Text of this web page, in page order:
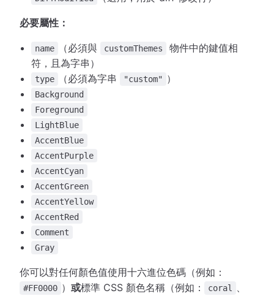
必要屬性：
name （必須與 customThemes
物件中的鍵值相
符，且為字串）
type （必須為字串 "custom" ）
Background
Foreground
LightBlue
AccentBlue
AccentPurple
AccentCyan
AccentGreen
AccentYellow
AccentRed
Comment
Gray
你可以對任何顏色值使用十六進位色碼（例如：
#FF0000 ） 或標準 CSS 顏色名稱（例如： coral 、